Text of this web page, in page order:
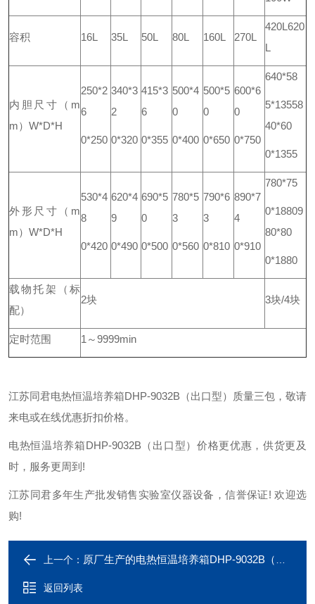
容积 16L 35L 50L 80L 160L 270L
420L 620
L
内胆尺寸（m
m）W*D*H
250*2
6
0*250
340*3
2
0*320
415*3
6
0*355
500*4
0
0*400
500*5
0
0*650
600*6
0
0*750
640*58
5*13558
40*60
0*1355
外形尺寸（m
m）W*D*H
530*4
8
0*420
620*4
9
0*490
690*5
0
0*500
780*5
3
0*560
790*6
3
0*810
890*7
4
0*910
780*75
0*18809
80*80
0*1880
载物托架
（标
配）
2块 3块/4块
定时范围 1～9999min
江苏同君电热恒温培养箱DHP-9032B（出口型）质量三包，敬请
来电或在线优惠折扣价格。
电热恒温培养箱DHP-9032B（出口型）价格更优惠，供货更及
时，服务更周到!
江苏同君多年生产批发销售实验室仪器设备，信誉保证! 欢迎选
购!
上一个： 原厂生产的电热恒温培养箱DHP-9032B（出口型）长期现货供应
返回列表